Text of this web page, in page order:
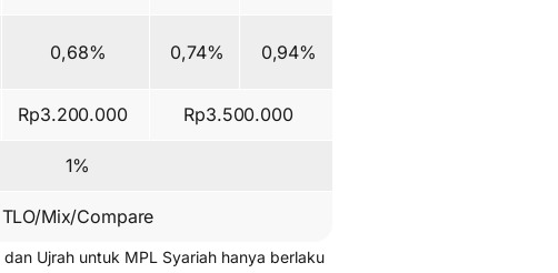
0,68% 0,74% 0,94%
Rp3.200.000 Rp3.500.000
1%
TLO/Mix/Compare
dan Ujrah untuk MPL Syariah hanya berlaku